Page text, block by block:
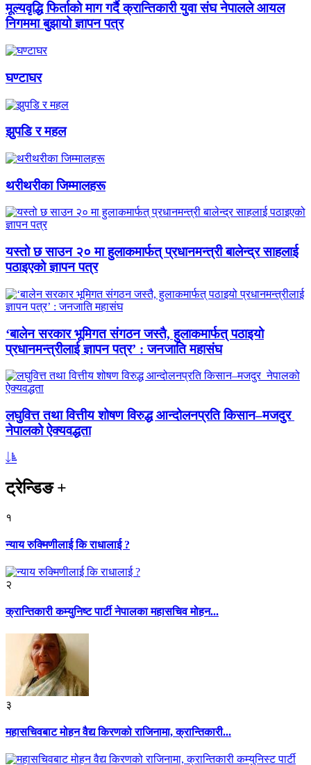
मूल्यवृद्धि फिर्ताको माग गर्दै क्रान्तिकारी युवा संघ नेपालले आयल
निगममा बुझायो ज्ञापन पत्र
घण्टाघर
झुपडि र महल
थरीथरीका जिम्मालहरू
यस्तो छ साउन २० मा हुलाकमार्फत् प्रधानमन्त्री बालेन्द्र साहलाई
पठाइएको ज्ञापन पत्र
‘बालेन सरकार भूमिगत संगठन जस्तै, हुलाकमार्फत् पठाइयो
प्रधानमन्त्रीलाई ज्ञापन पत्र’ : जनजाति महासंघ
लघुवित्त तथा वित्तीय शोषण विरुद्ध आन्दोलनप्रति किसान–मजदुर
नेपालको ऐक्यवद्धता
ट्रेन्डिङ+
१
न्याय रुक्मिणीलाई कि राधालाई ?
२
क्रान्तिकारी कम्युनिष्ट पार्टी नेपालका महासचिव मोहन...
३
महासचिवबाट मोहन वैद्य किरणको राजिनामा, क्रान्तिकारी...